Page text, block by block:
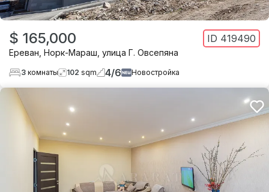
$ 165,000 ID 419490
Ереван Норк-Мараш улица Г. Овсепяна
3 комнаты 102 sqm 4/6 Новостройка